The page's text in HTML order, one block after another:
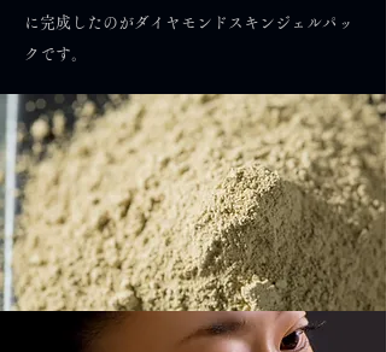
に完成したのがダイヤモンドスキンジェルパッ
クです。